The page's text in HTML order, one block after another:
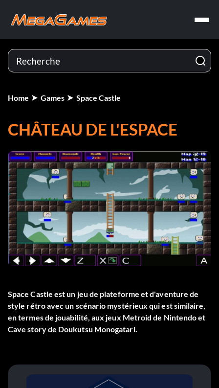
Home Games Space Castle
CHÂTEAU DE L'ESPACE
Space Castle est un jeu de plateforme et d'aventure de
style rétro avec un scénario mystérieux qui est similaire,
en termes de jouabilité, aux jeux Metroid de Nintendo et
Cave story de Doukutsu Monogatari.